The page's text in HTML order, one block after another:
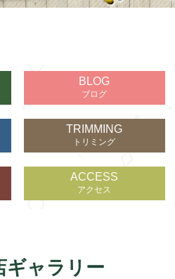
BLOG
ブログ
TRIMMING
トリミング
ACCESS
アクセス
ギャラリー